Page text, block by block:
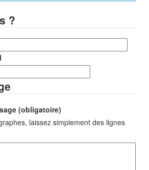
?
(obligatoire)
laissez simplement des lignes